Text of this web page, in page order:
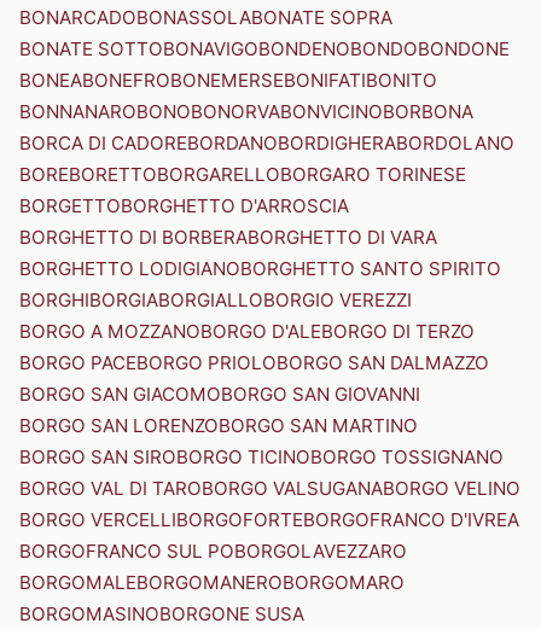
BONARCADOBONASSOLABONATE SOPRA
BONATE SOTTOBONAVIGOBONDENOBONDOBONDONE
BONEABONEFROBONEMERSEBONIFATIBONITO
BONNANAROBONOBONORVABONVICINOBORBONA
BORCA DI CADOREBORDANOBORDIGHERABORDOLANO
BOREBORETTOBORGARELLOBORGARO TORINESE
BORGETTOBORGHETTO D'ARROSCIA
BORGHETTO DI BORBERABORGHETTO DI VARA
BORGHETTO LODIGIANOBORGHETTO SANTO SPIRITO
BORGHIBORGIABORGIALLOBORGIO VEREZZI
BORGO A MOZZANOBORGO D'ALEBORGO DI TERZO
BORGO PACEBORGO PRIOLOBORGO SAN DALMAZZO
BORGO SAN GIACOMOBORGO SAN GIOVANNI
BORGO SAN LORENZOBORGO SAN MARTINO
BORGO SAN SIROBORGO TICINOBORGO TOSSIGNANO
BORGO VAL DI TAROBORGO VALSUGANABORGO VELINO
BORGO VERCELLIBORGOFORTEBORGOFRANCO D'IVREA
BORGOFRANCO SUL POBORGOLAVEZZARO
BORGOMALEBORGOMANEROBORGOMARO
BORGOMASINOBORGONE SUSA